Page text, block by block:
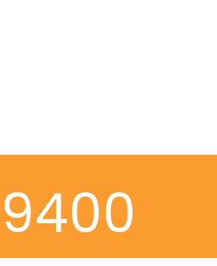
9400